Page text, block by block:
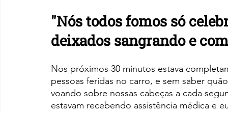
"Nós todos fomos só
deixados sangrando e
Nos próximos 30 minutos estava
pessoas feridas no carro, e sem saber
voando sobre nossas cabeças a cada
estavam recebendo assistência médica e